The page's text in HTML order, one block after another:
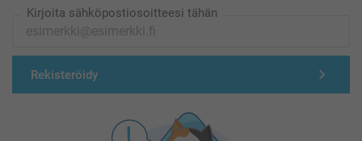
Kirjoita sähköpostiosoitteesi tähän
Rekisteröidy